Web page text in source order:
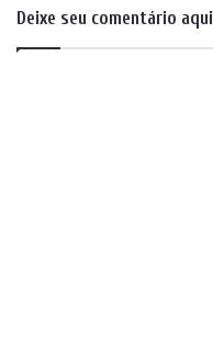
Deixe seu comentário aqui